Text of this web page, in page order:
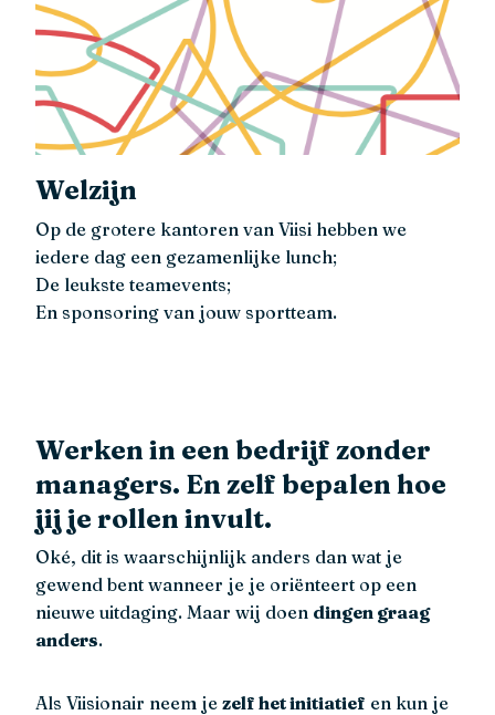
Welzijn
Op de grotere kantoren van Viisi hebben we
iedere dag een gezamenlijke lunch;
De leukste teamevents;
En sponsoring van jouw sportteam.
Werken in een bedrijf zonder
managers. En zelf bepalen hoe
jij je rollen invult.
Oké, dit is waarschijnlijk anders dan wat je
gewend bent wanneer je je oriënteert op een
nieuwe uitdaging. Maar wij doen dingen graag
anders.
Als Viisionair neem je zelf het initiatief en kun je